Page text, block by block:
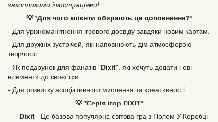
захопливими ілюстраціями!
💡 *Для чого клієнти обирають це доповнення?*
- Для урізноманітнення ігрового досвіду завдяки новим картам.
- Для дружніх зустрічей, які наповнюють дім атмосферою
творчості.
- Як подарунок для фанатів "Dixit", які хочуть додати нові
елементи до своєї гри.
- Для розвитку асоціативного мислення та креативності.
💡 *Серія ігор DIXIT*
Dixit - Це базова популярна світова гра з Полем У Коробці